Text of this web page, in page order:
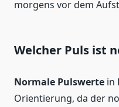
morgens vor dem
Welcher Puls ist
Normale Pulswerte in
Orientierung, da der